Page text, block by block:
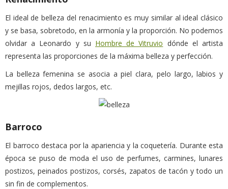
El ideal de belleza del renacimiento es muy similar al ideal clásico
y se basa, sobretodo, en la armonía y la proporción. No podemos
olvidar a Leonardo y su Hombre de Vitruvio dónde el artista
representa las proporciones de la máxima belleza y perfección.
La belleza femenina se asocia a piel clara, pelo largo, labios y
mejillas rojos, dedos largos, etc.
Barroco
El barroco destaca por la apariencia y la coquetería. Durante esta
época se puso de moda el uso de perfumes, carmines, lunares
postizos, peinados postizos, corsés, zapatos de tacón y todo un
sin fin de complementos.